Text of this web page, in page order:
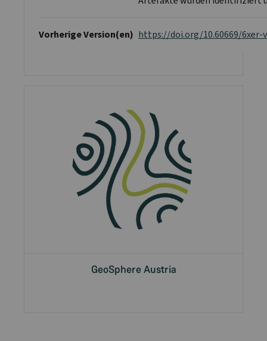
Vorherige Version(en) https://doi.org/10.60669/6xer-
GeoSphere Austria